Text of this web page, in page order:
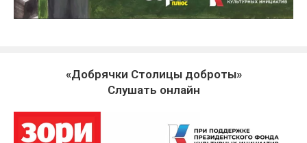
«Добрячки Столицы доброты»
Слушать онлайн